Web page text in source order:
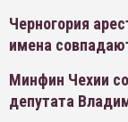
Черногория
имена
Минфин Чехии
депутата